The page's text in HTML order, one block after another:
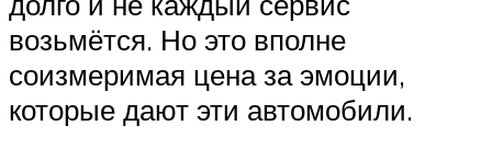
возьмётся. Но это вполне
соизмеримая цена за эмоции,
которые дают эти автомобили.